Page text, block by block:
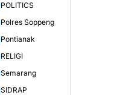
POLITICS
Polres Soppeng
Pontianak
RELIGI
Semarang
SIDRAP